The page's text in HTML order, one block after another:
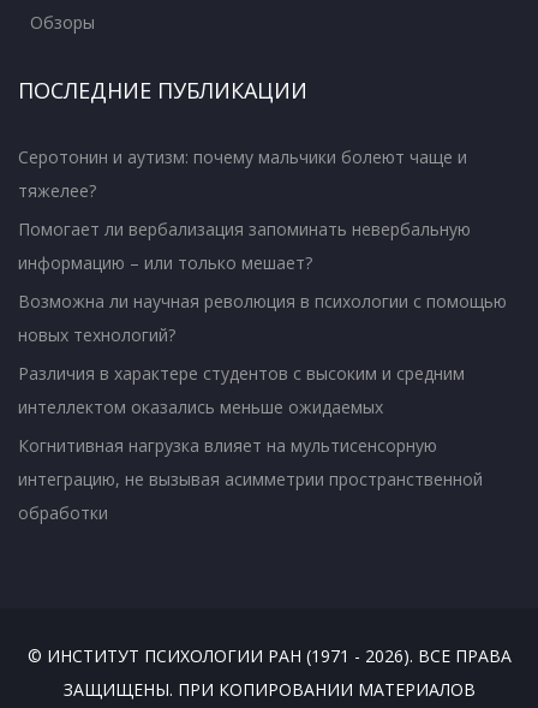
Обзоры
ПОСЛЕДНИЕ ПУБЛИКАЦИИ
Серотонин и аутизм: почему мальчики болеют чаще и
тяжелее?
Помогает ли вербализация запоминать невербальную
информацию – или только мешает?
Возможна ли научная революция в психологии с помощью
новых технологий?
Различия в характере студентов с высоким и средним
интеллектом оказались меньше ожидаемых
Когнитивная нагрузка влияет на мультисенсорную
интеграцию, не вызывая асимметрии пространственной
обработки
© ИНСТИТУТ ПСИХОЛОГИИ РАН (1971 - 2026). ВСЕ ПРАВА
ЗАЩИЩЕНЫ. ПРИ КОПИРОВАНИИ МАТЕРИАЛОВ